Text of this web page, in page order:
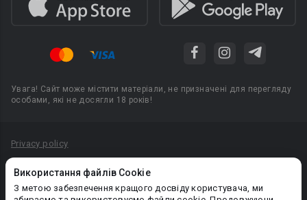
Використання файлів Cookie
З метою забезпечення кращого досвіду користувача, ми
Увага! Сайт може містити матеріали, не призначені для перегляду
особами, які не досягли 18 років!
Privacy policy
Політика конфіденційності